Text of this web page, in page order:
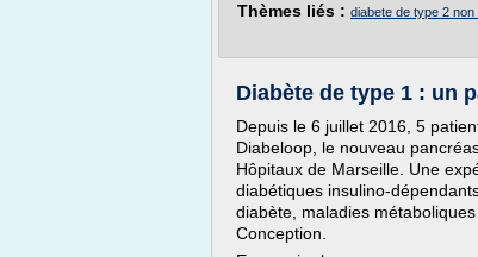
Thèmes liés : diabete de type 2
Diabète de type 1 : un
Depuis le 6 juillet 2016, 5
Diabeloop, le nouveau
Hôpitaux de Marseille. Une
diabétiques insulino-
diabète, maladies
Conception.